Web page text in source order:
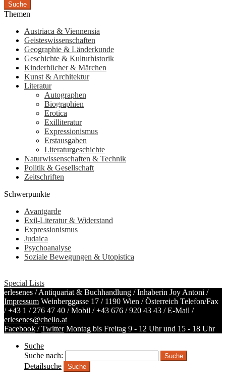
Suche
Themen
Austriaca & Viennensia
Geisteswissenschaften
Geographie & Länderkunde
Geschichte & Kulturhistorik
Kinderbücher & Märchen
Kunst & Architektur
Literatur
Autographen
Biographien
Erotica
Exilliteratur
Expressionismus
Erstausgaben
Literaturgeschichte
Naturwissenschaften & Technik
Politik & Gesellschaft
Zeitschriften
Schwerpunkte
Avantgarde
Exil-Literatur & Widerstand
Expressionismus
Judaica
Psychoanalyse
Soziale Bewegungen & Utopistica
Special Lists
erlesenes / Antiquariat & Buchhandlung / Inhaberin Joy Antoni /
Impressum Weinberggasse 17 / 1190 Wien / Österreich Telefon/Fax
/+43 1 / 276 47 40 / Mobil /+43 676 / 920 43 43 / E-Mail /
erlesenes@chello.at
Facebook /Twitter Montag bis Freitag 9 - 12 Uhr und 15 - 18 Uhr
Suche
Suche nach:
Detailsuche
Suche